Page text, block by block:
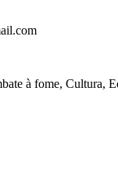
à fome, Cultura,